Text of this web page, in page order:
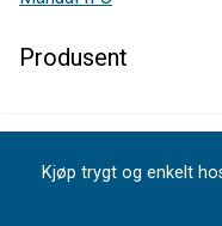
Produsent
Kjøp trygt og enkelt